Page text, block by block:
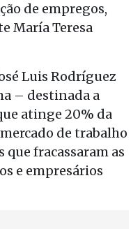
de empregos,
María Teresa
Luis Rodríguez
– destinada a
atinge 20% da
de trabalho
fracassaram as
e empresários